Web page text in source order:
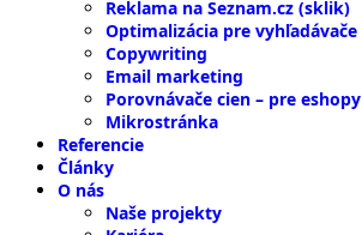
Reklama na Seznam.cz (sklik)
Optimalizácia pre vyhľadávače
Copywriting
Email marketing
Porovnávače cien – pre eshopy
Mikrostránka
Referencie
Články
O nás
Naše projekty